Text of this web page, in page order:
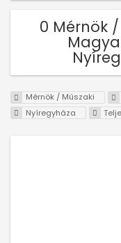
0 Mérnök
Mérnök / Műszaki
Nyíregyháza